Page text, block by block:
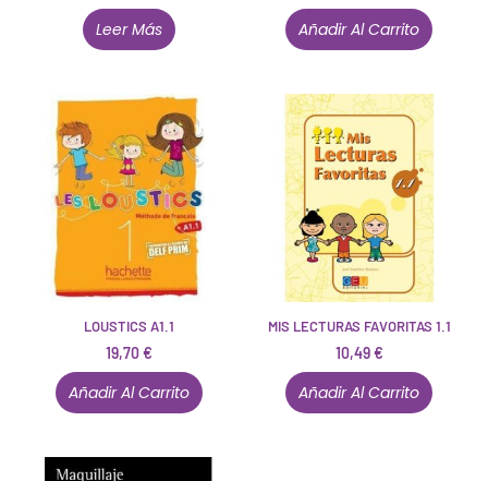
Leer Más Añadir Al Carrito
LOUSTICS A1.1
19,70€
Añadir Al Carrito
MIS LECTURAS FAVORITAS 1.1
10,49€
Añadir Al Carrito